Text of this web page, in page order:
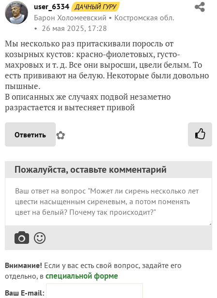
user_6334 ДАЧНЫЙ ГУРУ
Барон Холомеевский
Костромская обл.
26 мая 2025, 17:28
Мы несколько раз притаскивали поросль от
козырных кустов: красно-фиолетовых, густо-
махровых и т. д. Все они выросши, цвели белым. То
есть прививают на белую. Некоторые были довольно
пышные.
В описанных же случаях подвой незаметно
разрастается и вытесняет привой
Ответить ✿
Пожалуйста, оставьте комментарий
Внимание! Если у вас есть свой вопрос, задайте его
отдельно, в специальной форме
Ваш E-mail: